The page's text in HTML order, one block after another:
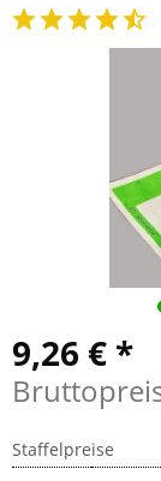
9,26 € *
Staffelpreise